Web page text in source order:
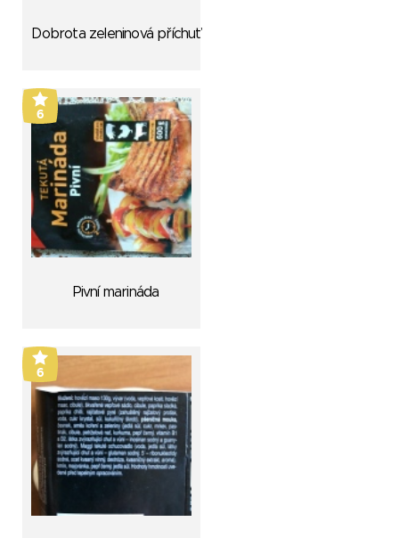
Dobrota zeleninová příchuť
6
Pivní marináda
6